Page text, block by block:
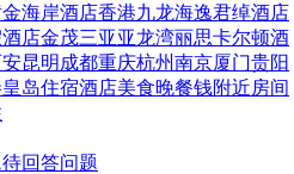
海岸酒店香港九龙海逸君绰酒店
店金茂三亚亚龙湾丽思卡尔顿酒
昆明 成都重庆杭州南京厦门贵阳
岛住宿酒店美食晚餐钱附近房间
待回答问题